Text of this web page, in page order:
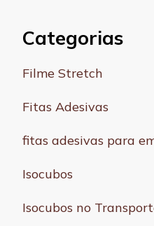
Categorias
Filme Stretch
Fitas Adesivas
fitas adesivas para
Isocubos
Isocubos no